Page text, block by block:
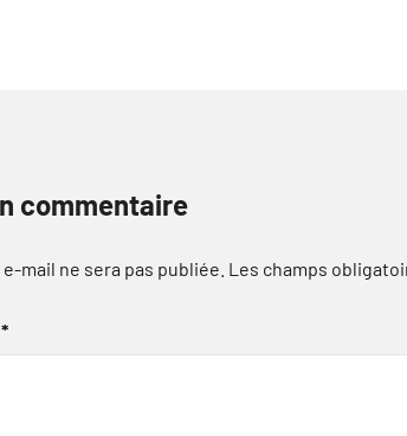
commentaire
mail ne sera pas publiée. Les champs
*